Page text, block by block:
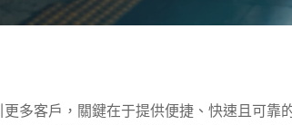
多客戶，關鍵在于提供便捷、快速且可靠